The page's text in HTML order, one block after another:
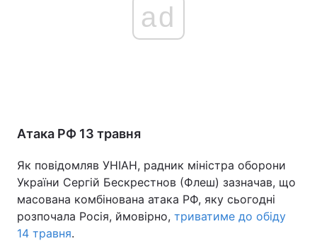
ad
Атака РФ 13 травня
Як повідомляв УНІАН, радник міністра оборони
України Сергій Бескрестнов (Флеш) зазначав, що
масована комбінована атака РФ, яку сьогодні
розпочала Росія, ймовірно, триватиме до обіду
14 травня.